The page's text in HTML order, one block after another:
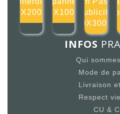
200X200mm100X100mmpublicité
300X300mm
INFOS
Qui
Mode de
Livraison
Respect
CU &